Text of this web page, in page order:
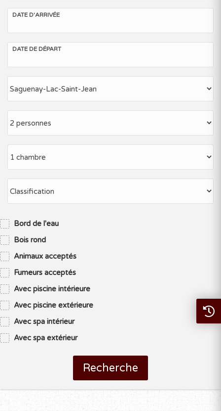
DATE D'ARRIVÉE
DATE DE DÉPART
Bord de l'eau
Bois rond
Animaux acceptés
Fumeurs acceptés
Avec piscine intérieure
Avec piscine extérieure
Avec spa intérieur
Avec spa extérieur
Recherche